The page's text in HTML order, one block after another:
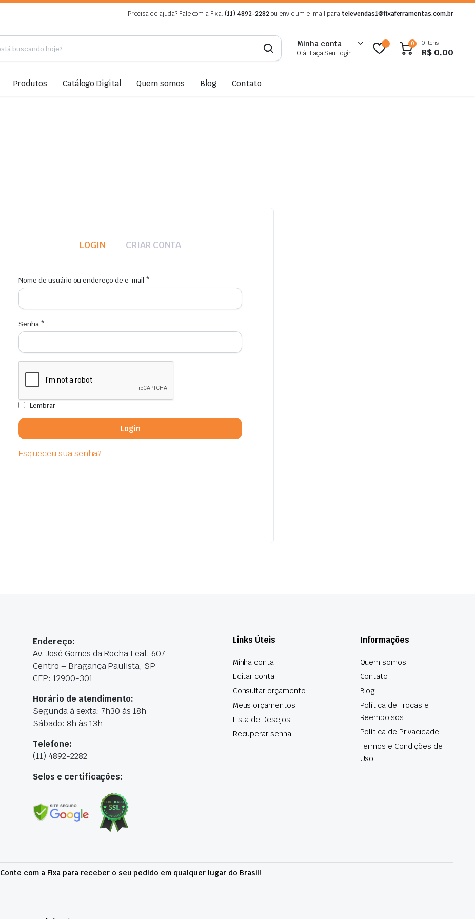
Precisa de ajuda? Fale com a Fixa:(11) 4892-2282ou envie um e-mail para televendas1@fixaferramentas.com.br
Minha conta
Olá, Faça Seu Login
0 0 itens
R$ 0,00
Produtos Catálogo Digital Quem somos Blog Contato
LOGIN CRIAR CONTA
Nome de usuário ou endereço de e-mail *
Senha *
Lembrar
Login
Esqueceu sua senha?
Endereço:
Av. José Gomes da Rocha Leal, 607
Centro – Bragança Paulista, SP
CEP: 12900-301
Horário de atendimento:
Segunda à sexta: 7h30 às 18h
Sábado: 8h às 13h
Telefone:
(11) 4892-2282
Selos e certificações:
Links Úteis
Minha conta
Editar conta
Consultar orçamento
Meus orçamentos
Lista de Desejos
Recuperar senha
Informações
Quem somos
Contato
Blog
Política de Trocas e
Reembolsos
Política de Privacidade
Termos e Condições de
Uso
Conte com a Fixa para receber o seu pedido em qualquer lugar do Brasil!